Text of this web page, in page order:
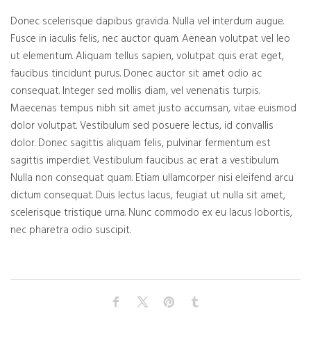
Donec scelerisque dapibus gravida. Nulla vel interdum augue.
Fusce in iaculis felis, nec auctor quam. Aenean volutpat vel leo
ut elementum. Aliquam tellus sapien, volutpat quis erat eget,
faucibus tincidunt purus. Donec auctor sit amet odio ac
consequat. Integer sed mollis diam, vel venenatis turpis.
Maecenas tempus nibh sit amet justo accumsan, vitae euismod
dolor volutpat. Vestibulum sed posuere lectus, id convallis
dolor. Donec sagittis aliquam felis, pulvinar fermentum est
sagittis imperdiet. Vestibulum faucibus ac erat a vestibulum.
Nulla non consequat quam. Etiam ullamcorper nisi eleifend arcu
dictum consequat. Duis lectus lacus, feugiat ut nulla sit amet,
scelerisque tristique urna. Nunc commodo ex eu lacus lobortis,
nec pharetra odio suscipit.